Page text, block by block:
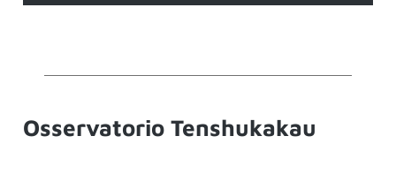
Osservatorio Tenshukakau